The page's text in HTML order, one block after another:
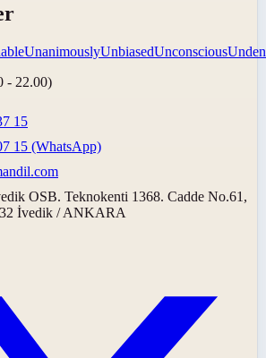
UnanimouslyUnbiasedUnconscious
- 22.00)
15
15 (WhatsApp)
OSB. Teknokenti 1368. Cadde No.61,
İvedik / ANKARA